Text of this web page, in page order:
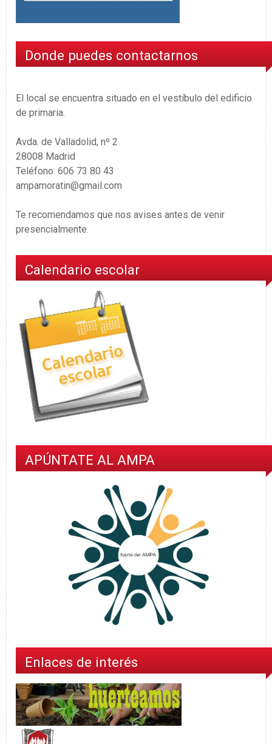
Donde puedes contactarnos
El local se encuentra situado en el vestíbulo del edificio
de primaria.
Avda. de Valladolid, nº 2
28008 Madrid
Teléfono: 606 73 80 43
ampamoratin@gmail.com
Te recomendamos que nos avises antes de venir
presencialmente.
Calendario escolar
APÚNTATE AL AMPA
Enlaces de interés